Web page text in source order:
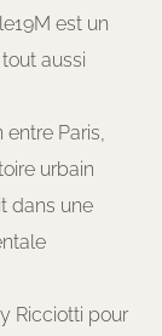
est un
aussi
entre Paris,
urbain
dans une
Ricciotti pour